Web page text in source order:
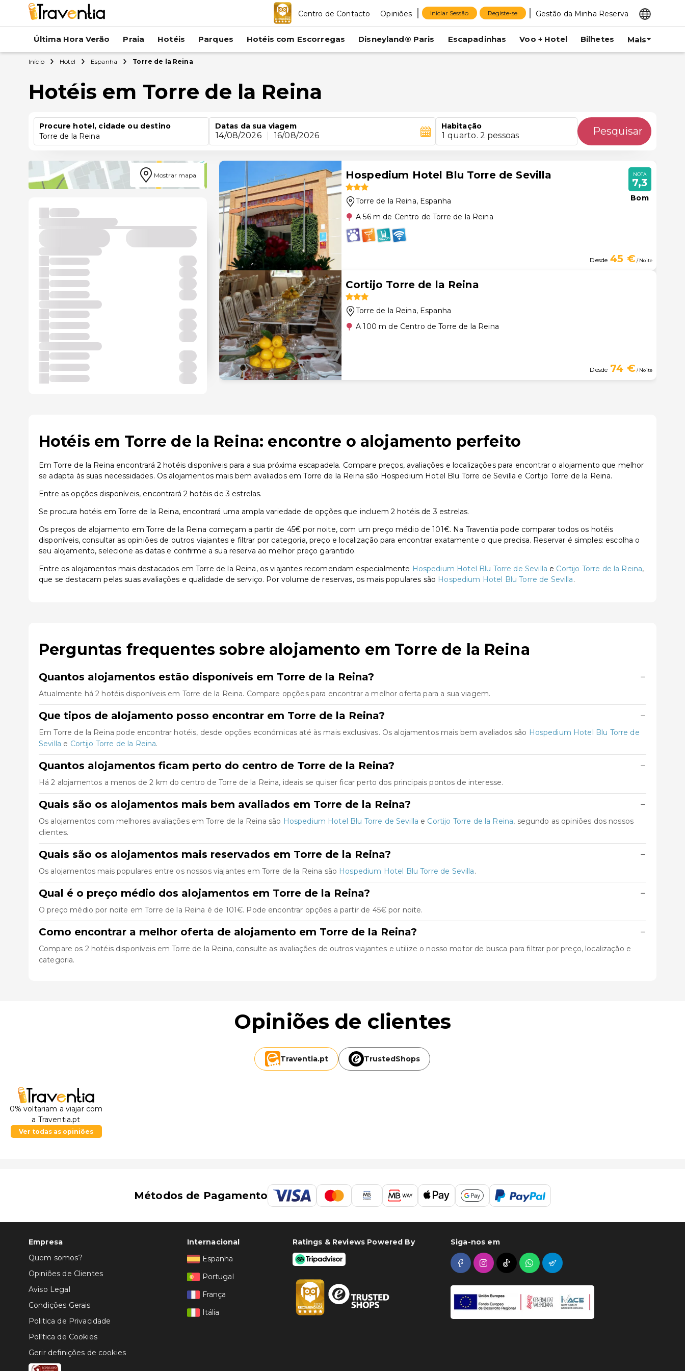
Centro de Contacto Opiniões Iniciar Sessão Registe-se Gestão da Minha Reserva
Última Hora Verão Praia Hotéis Parques Hotéis com Escorregas Disneyland® Paris Escapadinhas Voo + Hotel Bilhetes Mais
Início Hotel Espanha Torre de la Reina
Hotéis em Torre de la Reina
Procure hotel, cidade ou destino
Torre de la Reina
Datas da sua viagem
14/08/2026 16/08/2026
Habitação
1 quarto. 2 pessoas Pesquisar
Mostrar mapa Hospedium Hotel Blu Torre de Sevilla
Torre de la Reina, Espanha
A 56 m de Centro de Torre de la Reina
NOTA
7,3
Bom
Desde 45 €/ Noite
Cortijo Torre de la Reina
Torre de la Reina, Espanha
A 100 m de Centro de Torre de la Reina
Desde 74 €/ Noite
Hotéis em Torre de la Reina: encontre o alojamento perfeito
Em Torre de la Reina encontrará 2 hotéis disponíveis para a sua próxima escapadela. Compare preços, avaliações e localizações para encontrar o alojamento que melhor
se adapta às suas necessidades. Os alojamentos mais bem avaliados em Torre de la Reina são Hospedium Hotel Blu Torre de Sevilla e Cortijo Torre de la Reina.
Entre as opções disponíveis, encontrará 2 hotéis de 3 estrelas.
Se procura hotéis em Torre de la Reina, encontrará uma ampla variedade de opções que incluem 2 hotéis de 3 estrelas.
Os preços de alojamento em Torre de la Reina começam a partir de 45€ por noite, com um preço médio de 101€. Na Traventia pode comparar todos os hotéis
disponíveis, consultar as opiniões de outros viajantes e filtrar por categoria, preço e localização para encontrar exatamente o que precisa. Reservar é simples: escolha o
seu alojamento, selecione as datas e confirme a sua reserva ao melhor preço garantido.
Entre os alojamentos mais destacados em Torre de la Reina, os viajantes recomendam especialmente Hospedium Hotel Blu Torre de Sevilla e Cortijo Torre de la Reina,
que se destacam pelas suas avaliações e qualidade de serviço. Por volume de reservas, os mais populares são Hospedium Hotel Blu Torre de Sevilla.
Perguntas frequentes sobre alojamento em Torre de la Reina
Quantos alojamentos estão disponíveis em Torre de la Reina? −
Atualmente há 2 hotéis disponíveis em Torre de la Reina. Compare opções para encontrar a melhor oferta para a sua viagem.
Que tipos de alojamento posso encontrar em Torre de la Reina? −
Em Torre de la Reina pode encontrar hotéis, desde opções económicas até às mais exclusivas. Os alojamentos mais bem avaliados são Hospedium Hotel Blu Torre de
Sevilla e Cortijo Torre de la Reina.
Quantos alojamentos ficam perto do centro de Torre de la Reina? −
Há 2 alojamentos a menos de 2 km do centro de Torre de la Reina, ideais se quiser ficar perto dos principais pontos de interesse.
Quais são os alojamentos mais bem avaliados em Torre de la Reina? −
Os alojamentos com melhores avaliações em Torre de la Reina são Hospedium Hotel Blu Torre de Sevilla e Cortijo Torre de la Reina, segundo as opiniões dos nossos
clientes.
Quais são os alojamentos mais reservados em Torre de la Reina? −
Os alojamentos mais populares entre os nossos viajantes em Torre de la Reina são Hospedium Hotel Blu Torre de Sevilla.
Qual é o preço médio dos alojamentos em Torre de la Reina? −
O preço médio por noite em Torre de la Reina é de 101€. Pode encontrar opções a partir de 45€ por noite.
Como encontrar a melhor oferta de alojamento em Torre de la Reina? −
Compare os 2 hotéis disponíveis em Torre de la Reina, consulte as avaliações de outros viajantes e utilize o nosso motor de busca para filtrar por preço, localização e
categoria.
Opiniões de clientes
Traventia.pt TrustedShops
0% voltariam a viajar com
a Traventia.pt
Ver todas as opiniões
Métodos de Pagamento
Empresa
Quem somos?
Opiniões de Clientes
Aviso Legal
Condições Gerais
Politica de Privacidade
Política de Cookies
Gerir definições de cookies
Internacional
Espanha
Portugal
França
Itália
Ratings & Reviews Powered By Siga-nos em